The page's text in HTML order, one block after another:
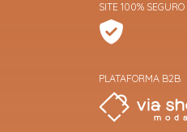
SITE 100% SEGURO
PLATAFORMA B2B